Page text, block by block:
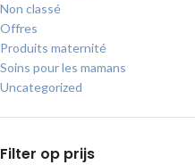
Non classé
Offres
Produits maternité
Soins pour les mamans
Uncategorized
Filter op prijs